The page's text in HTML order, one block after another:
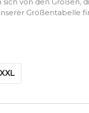
Größentabelle